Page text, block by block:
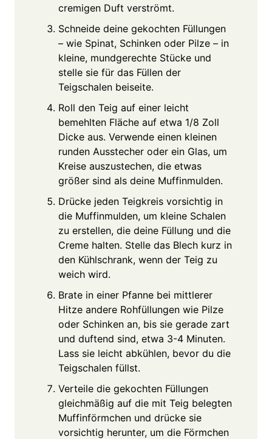
cremigen Duft verströmt.
Schneide deine gekochten Füllungen
– wie Spinat, Schinken oder Pilze – in
kleine, mundgerechte Stücke und
stelle sie für das Füllen der
Teigschalen beiseite.
Roll den Teig auf einer leicht
bemehlten Fläche auf etwa 1/8 Zoll
Dicke aus. Verwende einen kleinen
runden Ausstecher oder ein Glas, um
Kreise auszustechen, die etwas
größer sind als deine Muffinmulden.
Drücke jeden Teigkreis vorsichtig in
die Muffinmulden, um kleine Schalen
zu erstellen, die deine Füllung und die
Creme halten. Stelle das Blech kurz in
den Kühlschrank, wenn der Teig zu
weich wird.
Brate in einer Pfanne bei mittlerer
Hitze andere Rohfüllungen wie Pilze
oder Schinken an, bis sie gerade zart
und duftend sind, etwa 3-4 Minuten.
Lass sie leicht abkühlen, bevor du die
Teigschalen füllst.
Verteile die gekochten Füllungen
gleichmäßig auf die mit Teig belegten
Muffinförmchen und drücke sie
vorsichtig herunter, um die Förmchen